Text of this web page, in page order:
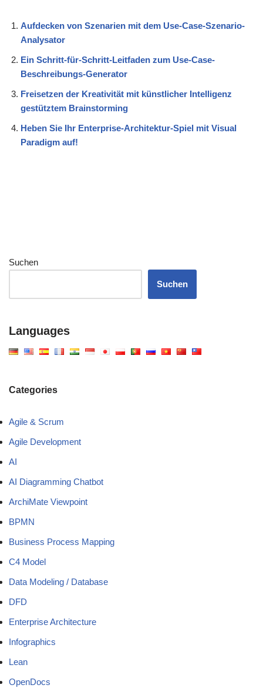
Aufdecken von Szenarien mit dem Use-Case-Szenario-
Analysator
Ein Schritt-für-Schritt-Leitfaden zum Use-Case-
Beschreibungs-Generator
Freisetzen der Kreativität mit künstlicher Intelligenz
gestütztem Brainstorming
Heben Sie Ihr Enterprise-Architektur-Spiel mit Visual
Paradigm auf!
Suchen
Suchen
Languages
Categories
Agile & Scrum
Agile Development
AI
AI Diagramming Chatbot
ArchiMate Viewpoint
BPMN
Business Process Mapping
C4 Model
Data Modeling / Database
DFD
Enterprise Architecture
Infographics
Lean
OpenDocs